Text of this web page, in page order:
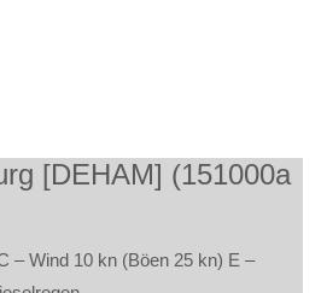
[DEHAM] (151000a
– Wind 10 kn (Böen 25 kn) E –